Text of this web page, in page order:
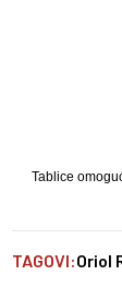
Tablice
TAGOVI:Oriol